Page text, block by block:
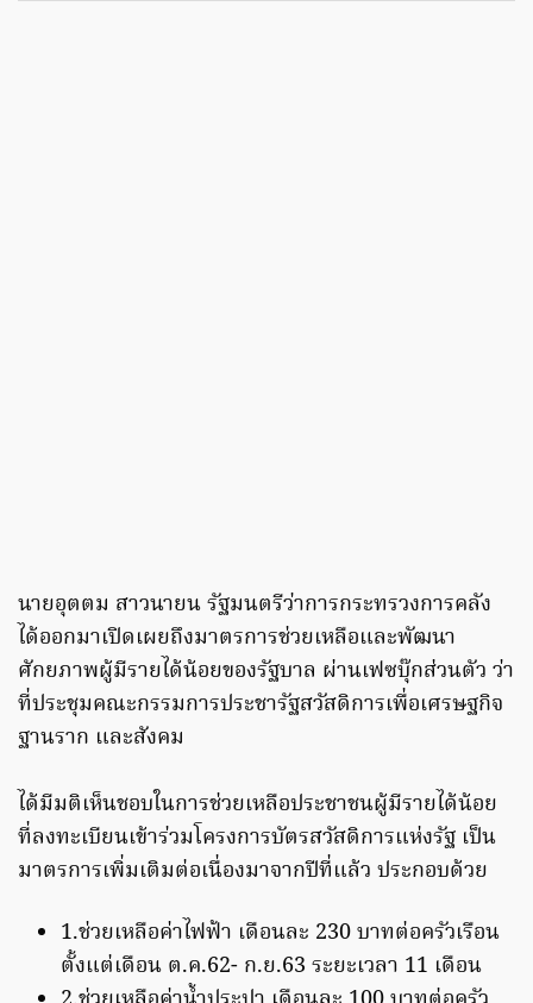
นายอุตตม สาวนายน รัฐมนตรีว่าการกระทรวงการคลัง
ได้ออกมาเปิดเผยถึงมาตรการช่วยเหลือและพัฒนา
ศักยภาพผู้มีรายได้น้อยของรัฐบาล ผ่านเฟซบุ๊กส่วนตัว ว่า
ที่ประชุมคณะกรรมการประชารัฐสวัสดิการเพื่อเศรษฐกิจ
ฐานราก และสังคม
ได้มีมติเห็นชอบในการช่วยเหลือประชาชนผู้มีรายได้น้อย
ที่ลงทะเบียนเข้าร่วมโครงการบัตรสวัสดิการแห่งรัฐ เป็น
มาตรการเพิ่มเติมต่อเนื่องมาจากปีที่แล้ว ประกอบด้วย
1.ช่วยเหลือค่าไฟฟ้า เดือนละ 230 บาทต่อครัวเรือน
ตั้งแต่เดือน ต.ค.62- ก.ย.63 ระยะเวลา 11 เดือน